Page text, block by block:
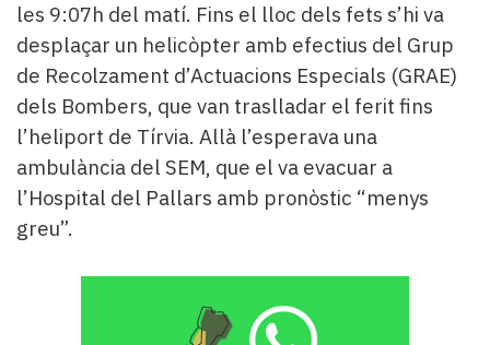
Subscriptors
La
newsletter
del
Pallars
Contingut
patrocinat
Lo
més
Editorial
les 9:07h del matí. Fins el lloc dels fets s’hi va
desplaçar un helicòpter amb efectius del Grup
de Recolzament d’Actuacions Especials (GRAE)
dels Bombers, que van traslladar el ferit fins
l’heliport de Tírvia. Allà l’esperava una
ambulància del SEM, que el va evacuar a
l’Hospital del Pallars amb pronòstic “menys
greu”.